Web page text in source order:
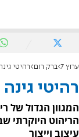
ערוץ 7 ברק רום רהיטי
רהיטי
המגוון הגדול של
הריהוט היוקרתי
עיצוב וייצור